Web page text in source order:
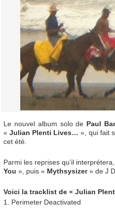
Le nouvel album solo de Paul
« Julian Plenti Lives… », qui fait
cet été.
Parmi les reprises qu’il
You », puis « Mythsysizer» de J
Voici la tracklist de « Julian
1. Perimeter Deactivated